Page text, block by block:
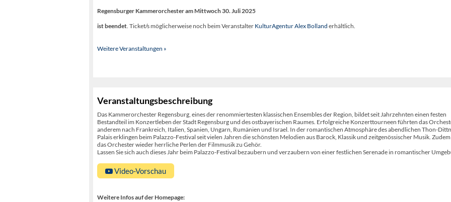
Regensburger Kammerorchester am Mittwoch 30. Juli 2025
ist beendet . Ticket/s möglicherweise noch beim Veranstalter KulturAgentur Alex Bolland erhältlich.
Weitere Veranstaltungen »
Veranstaltungsbeschreibung
Das Kammerorchester Regensburg, eines der renommiertesten klassischen Ensembles der Region, bildet seit Jahrzehnten einen festen
Bestandteil im Konzertleben der Stadt Regensburg und des ostbayerischen Raumes. Erfolgreiche Konzerttourneen führten das
anderem nach Frankreich, Italien, Spanien, Ungarn, Rumänien und Israel. In der romantischen Atmosphäre des abendlichen Thon-
Palais erklingen beim Palazzo-Festival seit vielen Jahren die schönsten Melodien aus Barock, Klassik und zeitgenössischer Musik.
das Orchester wieder herrliche Perlen der Filmmusik zu Gehör.
Lassen Sie sich auch dieses Jahr beim Palazzo-Festival bezaubern und verzaubern von einer festlichen Serenade in romantischer
Video-Vorschau
Weitere Infos auf der Homepage: